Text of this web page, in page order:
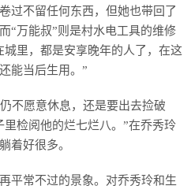
过不留任何东西，但她也带回了
“万能叔”则是村水电工具的维修
城里，都是安享晚年的人了，在这
能当后生用。”
不愿意休息，还是要出去捡破
检阅他的烂七烂八。”在乔秀玲
着好很多。
平常不过的景象。对乔秀玲和生